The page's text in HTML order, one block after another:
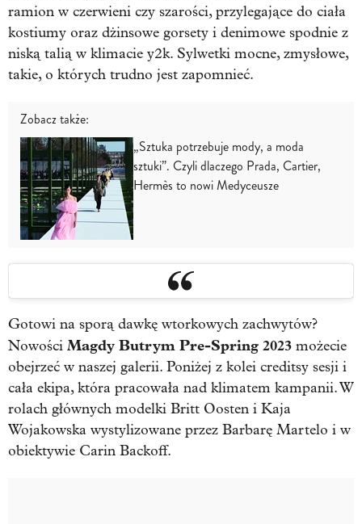
ramion w czerwieni czy szarości, przylegające do ciała
kostiumy oraz dżinsowe gorsety i denimowe spodnie z
niską talią w klimacie y2k. Sylwetki mocne, zmysłowe,
takie, o których trudno jest zapomnieć.
Zobacz także:
„Sztuka potrzebuje mody, a moda
sztuki”. Czyli dlaczego Prada, Cartier,
Hermès to nowi Medyceusze
Gotowi na sporą dawkę wtorkowych zachwytów?
Nowości Magdy Butrym Pre-Spring 2023 możecie
obejrzeć w naszej galerii. Poniżej z kolei creditsy sesji i
cała ekipa, która pracowała nad klimatem kampanii. W
rolach głównych modelki Britt Oosten i Kaja
Wojakowska wystylizowane przez Barbarę Martelo i w
obiektywie Carin Backoff.